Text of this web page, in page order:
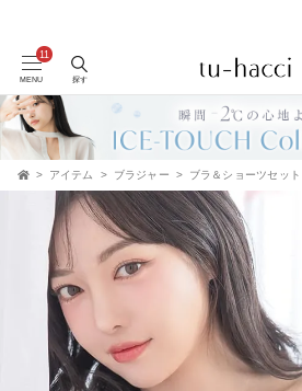
MENU 探す
アイテム ブラジャー ブラ＆ショーツセット